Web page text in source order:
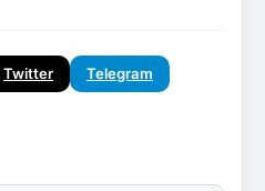
Twitter Telegram